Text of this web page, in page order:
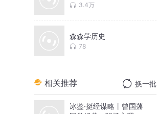
3.4万
森森学历史
78
相关推荐 换一批
冰鉴·挺经谋略丨曾国藩